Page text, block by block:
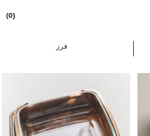
(0)
فرز
تم تغيير الصورة إلى 1 من 5